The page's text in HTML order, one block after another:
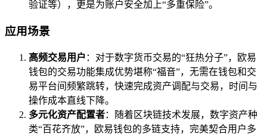
验证等），更是为账户安全加上“多重保险”。
应用场景
高频交易用户 ：对于数字货币交易的“狂热分子”，欧易
钱包的交易功能集成优势堪称“福音”，无需在钱包和交
易平台间频繁跳转，快速完成资产调配与交易，时间与
操作成本直线下降。
多元化资产配置者：随着区块链技术发展，数字资产种
类“百花齐放”，欧易钱包的多链支持，完美契合用户多